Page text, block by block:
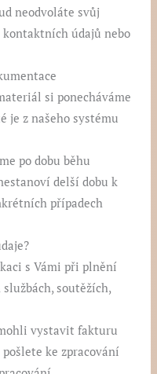
neodvoláte svůj
údajů nebo
si ponecháváme
je z našeho systému
po dobu běhu
delší dobu k
případech
s Vámi při plnění
soutěžích,
vystavit fakturu
ke zpracování